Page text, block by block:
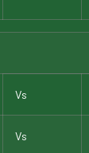
Vs
Vs